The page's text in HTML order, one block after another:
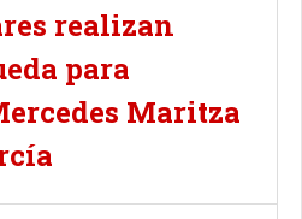
realizan
para
Maritza